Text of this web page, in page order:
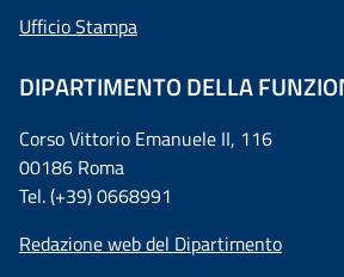
Ufficio Stampa
DIPARTIMENTO DELLA
Corso Vittorio Emanuele II, 116
00186 Roma
Tel. (+39) 0668991
Redazione web del Dipartimento